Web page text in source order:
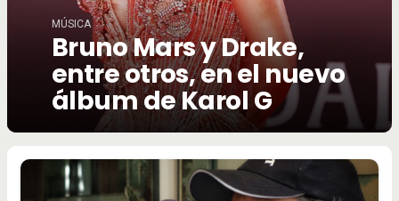
MÚSICA
Bruno Mars y Drake,
entre otros, en el nuevo
álbum de Karol G